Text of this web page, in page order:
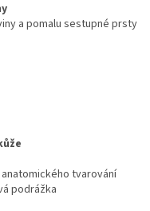
a pomalu sestupné prsty
tvarování
podrážka